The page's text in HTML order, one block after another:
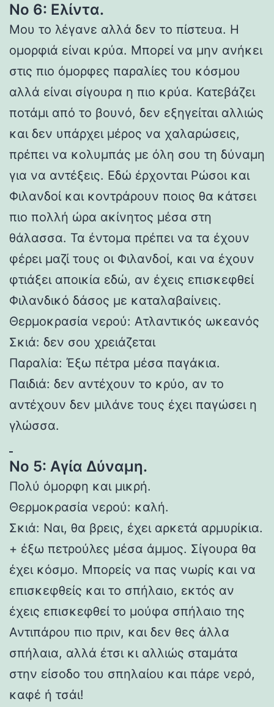
Νο 6: Ελίντα.
Μου το λέγανε αλλά δεν το πίστευα. Η
ομορφιά είναι κρύα. Μπορεί να μην ανήκει
στις πιο όμορφες παραλίες του κόσμου
αλλά είναι σίγουρα η πιο κρύα. Κατεβάζει
ποτάμι από το βουνό, δεν εξηγείται αλλιώς
και δεν υπάρχει μέρος να χαλαρώσεις,
πρέπει να κολυμπάς με όλη σου τη δύναμη
για να αντέξεις. Εδώ έρχονται Ρώσοι και
Φιλανδοί και κοντράρουν ποιος θα κάτσει
πιο πολλή ώρα ακίνητος μέσα στη
θάλασσα. Τα έντομα πρέπει να τα έχουν
φέρει μαζί τους οι Φιλανδοί, και να έχουν
φτιάξει αποικία εδώ, αν έχεις επισκεφθεί
Φιλανδικό δάσος με καταλαβαίνεις.
Θερμοκρασία νερού: Ατλαντικός ωκεανός
Σκιά: δεν σου χρειάζεται
Παραλία: Έξω πέτρα μέσα παγάκια.
Παιδιά: δεν αντέχουν το κρύο, αν το
αντέχουν δεν μιλάνε τους έχει παγώσει η
γλώσσα.
Νο 5: Αγία Δύναμη.
Πολύ όμορφη και μικρή.
Θερμοκρασία νερού: καλή.
Σκιά: Ναι, θα βρεις, έχει αρκετά αρμυρίκια.
+ έξω πετρούλες μέσα άμμος. Σίγουρα θα
έχει κόσμο. Μπορείς να πας νωρίς και να
επισκεφθείς και το σπήλαιο, εκτός αν
έχεις επισκεφθεί το μούφα σπήλαιο της
Αντιπάρου πιο πριν, και δεν θες άλλα
σπήλαια, αλλά έτσι κι αλλιώς σταμάτα
στην είσοδο του σπηλαίου και πάρε νερό,
καφέ ή τσάι!